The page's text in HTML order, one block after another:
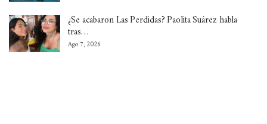
¿Se acabaron Las Perdidas? Paolita Suárez habla
tras…
Ago 7, 2026